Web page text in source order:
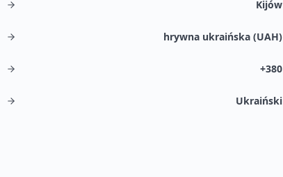
Kijów
hrywna ukraińska (UAH)
+380
Ukraiński